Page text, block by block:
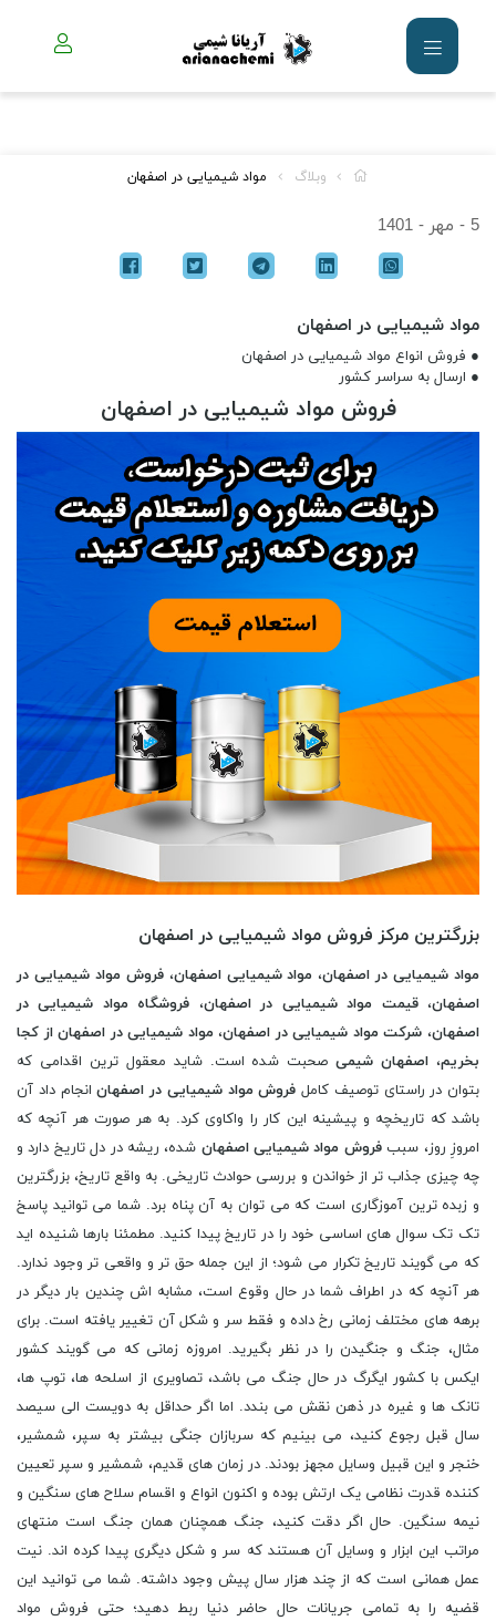
وبلاگ مواد شیمیایی در اصفهان
5 - مهر - 1401
مواد شیمیایی در اصفهان
● فروش انواع مواد شیمیایی در اصفهان
● ارسال به سراسر کشور
فروش مواد شیمیایی در اصفهان
بزرگترین مرکز فروش مواد شیمیایی در اصفهان
مواد شیمیایی در اصفهان، مواد شیمیایی اصفهان،فروش مواد شیمیایی در
اصفهان،قیمت مواد شیمیایی در اصفهان، فروشگاه مواد شیمیایی در
اصفهان، شرکت مواد شیمیایی در اصفهان، مواد شیمیایی در اصفهان از کجا
بخریم، اصفهان شیمیصحبت شده است. شاید معقول ترین اقدامی که
بتوان در راستای توصیف کامل فروش مواد شیمیایی در اصفهانانجام داد آن
باشد که تاریخچه و پیشینه این کار را واکاوی کرد. به هر صورت هر آنچه که
امروزِ روز، سببفروش مواد شیمیایی اصفهان شده، ریشه در دل تاریخ دارد و
چه چیزی جذاب تر از خواندن و بررسی حوادث تاریخی. به واقع تاریخ، بزرگترین
و زبده ترین آموزگاری است که می توان به آن پناه برد. شما می توانید پاسخ
تک تک سوال های اساسی خود را در تاریخ پیدا کنید. مطمئنا بارها شنیده اید
که می گویند تاریخ تکرار می شود؛ از این جمله حق تر و واقعی تر وجود ندارد.
هر آنچه که در اطراف شما در حال وقوع است، مشابه‌ اش چندین بار دیگر در
برهه های مختلف زمانی رخ داده و فقط سر و شکل آن تغییر یافته است. برای
مثال، جنگ و جنگیدن را در نظر بگیرید. امروزه زمانی که می گویند کشور
ایکس با کشور ایگرگ در حال جنگ می باشد، تصاویری از اسلحه ها، توپ ها،
تانک ها و غیره در ذهن نقش می بندد. اما اگر حداقل به دویست الی سیصد
سال قبل رجوع کنید، می بینیم که سربازان جنگی بیشتر به سپر، شمشیر،
خنجر و این قبیل وسایل مجهز بودند. در زمان های قدیم، شمشیر و سپر تعیین
کننده قدرت نظامی یک ارتش بوده و اکنون انواع و اقسام سلاح های سنگین و
نیمه سنگین. حال اگر دقت کنید، جنگ همچنان همان جنگ است منتهای
مراتب این ابزار و وسایل آن هستند که سر و شکل دیگری پیدا کرده اند. نیت
عمل همانی است که از چند هزار سال پیش وجود داشته. شما می توانید این
قضیه را به تمامی جریانات حال حاضر دنیا ربط دهید؛ حتی فروش مواد